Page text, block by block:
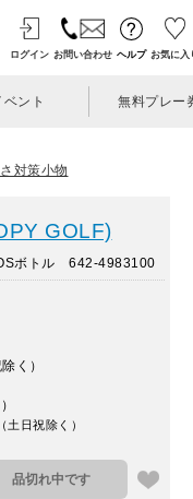
ログイン お問い合わせ ヘルプ お気に入
ベント 無料プレー
対策小物
GOLF)
ボトル 642-4983100
く）
土日祝除く）
品切れ中です